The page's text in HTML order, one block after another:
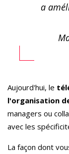
a
Aujourd'hui, le
l'organisation
managers ou
avec les
La façon dont